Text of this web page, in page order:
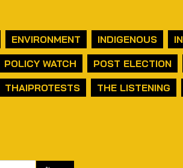
ENVIRONMENT INDIGENOUS
POLICY WATCH POST ELECTION
THAIPROTESTS THE LISTENING